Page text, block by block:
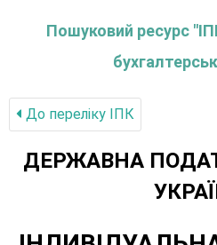
Пошуковий ресурс
До переліку IПК
ДЕРЖАВНА